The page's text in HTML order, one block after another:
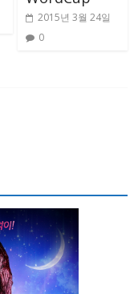
2015년 3월 24일
0